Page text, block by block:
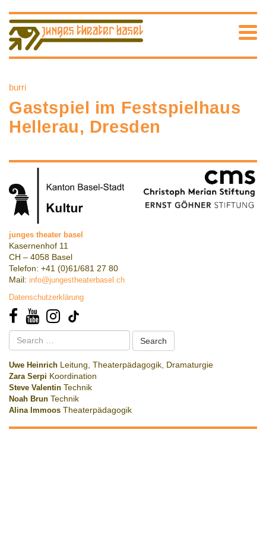
burri
Gastspiel im Festspielhaus
Hellerau, Dresden
junges theater basel
Kasernenhof 11
CH – 4058 Basel
Telefon: +41 (0)61/681 27 80
Mail: info@jungestheaterbasel.ch
Datenschutzerklärung
Search
for:
Uwe Heinrich Leitung, Theaterpädagogik, Dramaturgie
Zara Serpi Koordination
Steve Valentin Technik
Noah Brun Technik
Alina Immoos Theaterpädagogik